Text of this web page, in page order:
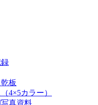
板
4×5カラー）
真資料